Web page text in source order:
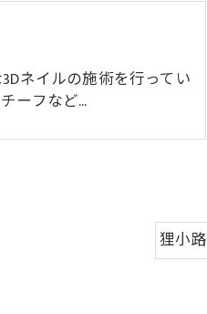
ネイルの施術を行ってい
ーフなど…
狸小路